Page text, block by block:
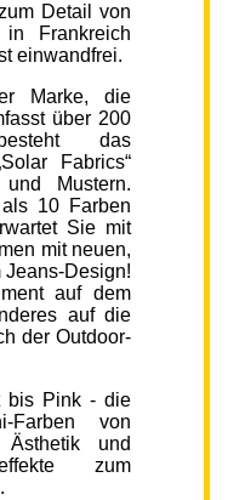
Detail von
in Frankreich
einwandfrei.
Marke, die
über 200
das
Fabrics“
Mustern.
10 Farben
Sie mit
mit neuen,
Design!
auf dem
auf die
der Outdoor-
bis Pink - die
von
Ästhetik und
zum